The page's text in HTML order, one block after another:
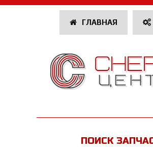
ГЛАВНАЯ
ПОИСК